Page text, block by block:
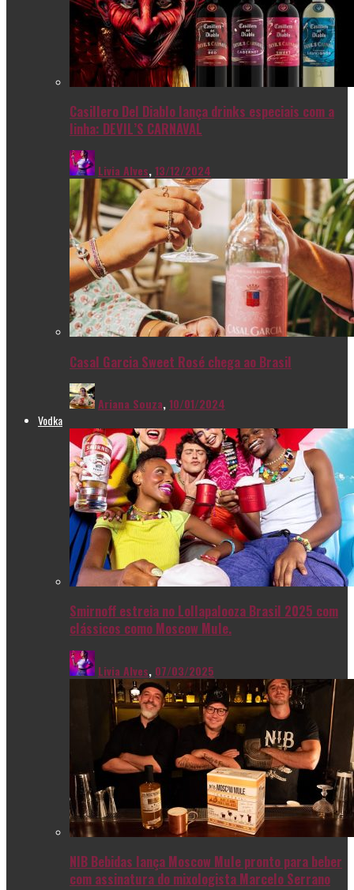
Casillero Del Diablo lança drinks especiais com a
linha: DEVIL’S CARNAVAL
Livia Alves,13/12/2024
Casal Garcia Sweet Rosé chega ao Brasil
Ariana Souza,10/01/2024
Vodka
Smirnoff estreia no Lollapalooza Brasil 2025 com
clássicos como Moscow Mule.
Livia Alves, 07/03/2025
NIB Bebidas lança Moscow Mule pronto para beber
com assinatura do mixologista Marcelo Serrano